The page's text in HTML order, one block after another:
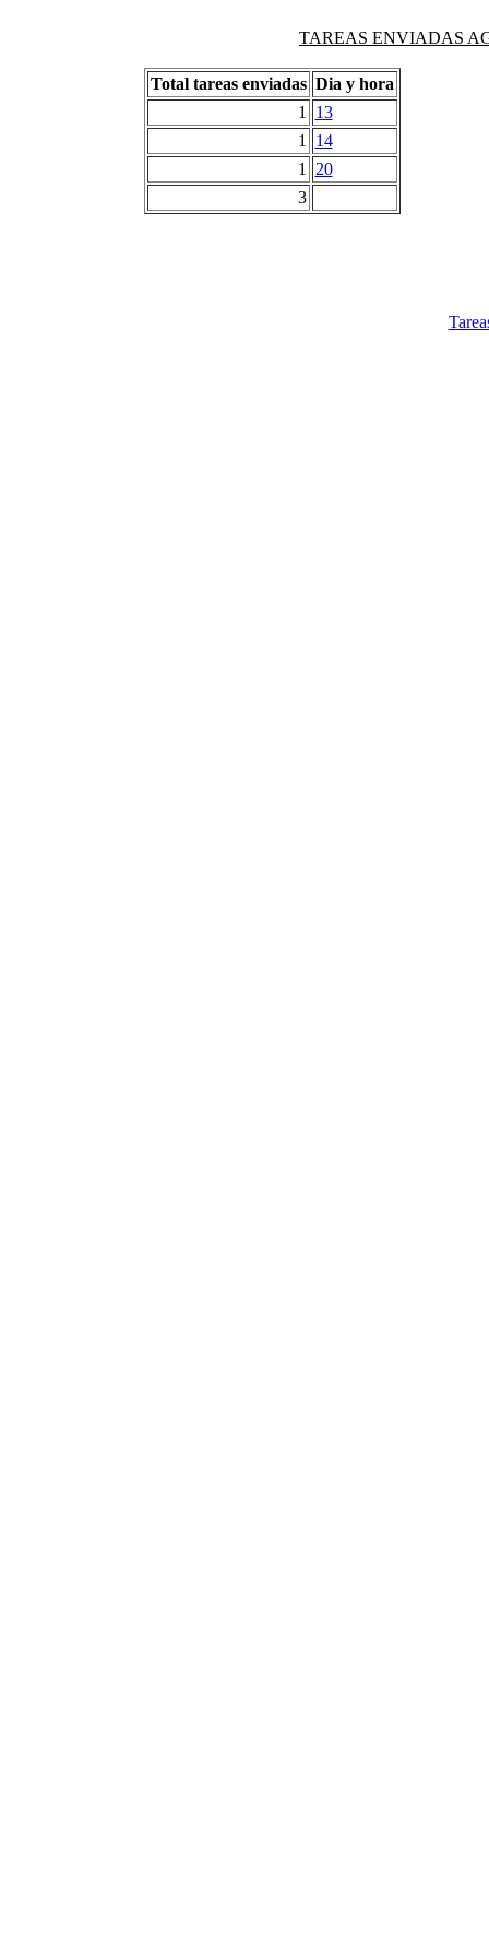
TAREAS ENVIADAS
Total tareas enviadas Dia y hora
1
13
1
14
1
20
3